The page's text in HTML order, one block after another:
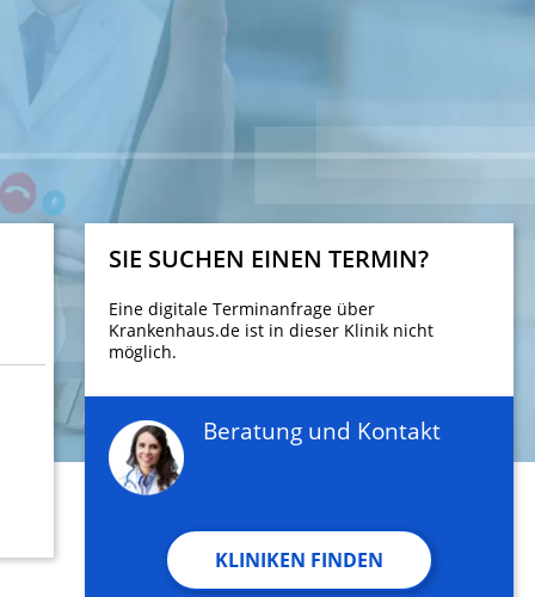
SIE SUCHEN EINEN TERMIN?
Eine digitale Terminanfrage über
Krankenhaus.de ist in dieser Klinik nicht
möglich.
Beratung und Kontakt
KLINIKEN FINDEN